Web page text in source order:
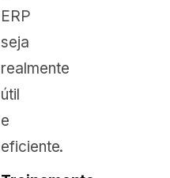
ERP
seja
realmente
útil
e
eficiente.